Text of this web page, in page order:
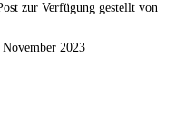
zur Verfügung gestellt von
2023